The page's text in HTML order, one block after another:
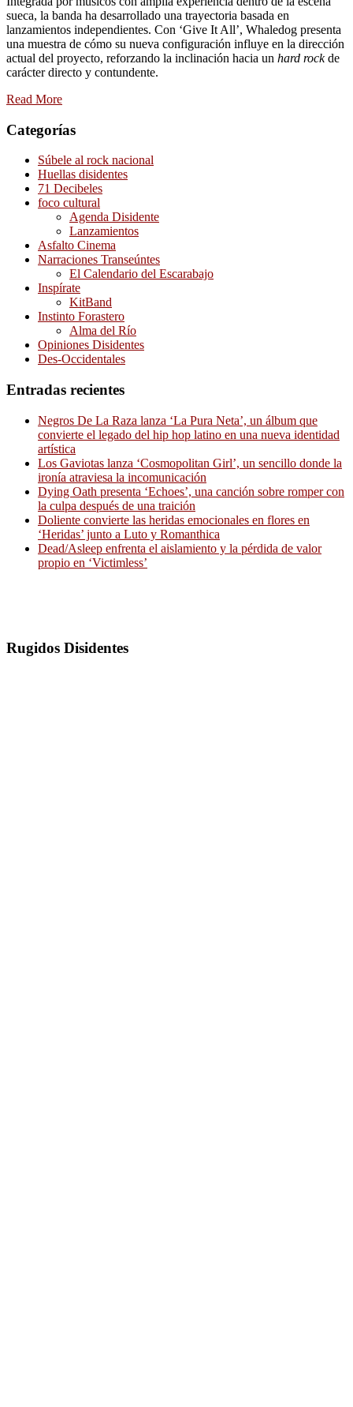
sueca, la banda ha desarrollado una trayectoria basada en
lanzamientos independientes. Con ‘Give It All’, Whaledog presenta
una muestra de cómo su nueva configuración influye en la dirección
actual del proyecto, reforzando la inclinación hacia un hard rockde
carácter directo y contundente.
Read More
Categorías
Súbele al rock nacional
Huellas disidentes
71 Decibeles
foco cultural
Agenda Disidente
Lanzamientos
Asfalto Cinema
Narraciones Transeúntes
El Calendario del Escarabajo
Inspírate
KitBand
Instinto Forastero
Alma del Río
Opiniones Disidentes
Des-Occidentales
Entradas recientes
Negros De La Raza lanza ‘La Pura Neta’, un álbum que
convierte el legado del hip hop latino en una nueva identidad
artística
Los Gaviotas lanza ‘Cosmopolitan Girl’, un sencillo donde la
ironía atraviesa la incomunicación
Dying Oath presenta ‘Echoes’, una canción sobre romper con
la culpa después de una traición
Doliente convierte las heridas emocionales en flores en
‘Heridas’ junto a Luto y Romanthica
Dead/Asleep enfrenta el aislamiento y la pérdida de valor
propio en ‘Victimless’
Rugidos Disidentes